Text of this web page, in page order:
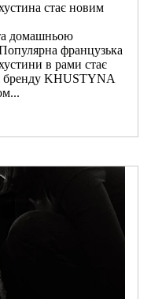
стає новим
домашньою
французька
в рами стає
бренду KHUSTYNA